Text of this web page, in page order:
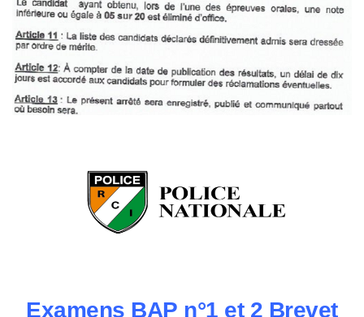
Examens BAP n°1 et 2 Brevet